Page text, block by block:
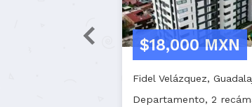
Departamento, 3 recámaras, 3 baños
$3,650,000 MXN